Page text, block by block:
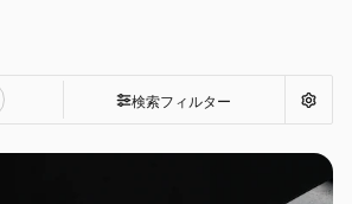
検索フィルター